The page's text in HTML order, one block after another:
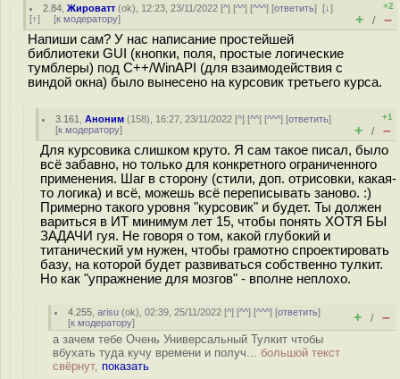
2.84 ,Жироватт (ok), 12:23, 23/11/2022 [^] [^^] [^^^] [ответить][↓]
[↑] [к модератору]
+2
+ / –
Напиши сам? У нас написание простейшей
библиотеки GUI (кнопки, поля, простые логические
тумблеры) под С++/WinAPI (для взаимодействия с
виндой окна) было вынесено на курсовик третьего курса.
3.161 ,Аноним (158), 16:27, 23/11/2022 [^] [^^] [^^^] [ответить]
[к модератору]
+1
+ / –
Для курсовика слишком круто. Я сам такое писал, было
всё забавно, но только для конкретного ограниченного
применения. Шаг в сторону (стили, доп. отрисовки, какая-
то логика) и всё, можешь всё переписывать заново. :)
Примерно такого уровня "курсовик" и будет. Ты должен
вариться в ИТ минимум лет 15, чтобы понять ХОТЯ БЫ
ЗАДАЧИ гуя. Не говоря о том, какой глубокий и
титанический ум нужен, чтобы грамотно спроектировать
базу, на которой будет развиваться собственно тулкит.
Но как "упражнение для мозгов" - вполне неплохо.
4.255 ,arisu (ok), 02:39, 25/11/2022 [^] [^^] [^^^] [ответить]
[к модератору] + / –
а зачем тебе Очень Универсальный Тулкит чтобы
вбухать туда кучу времени и получ... большой текст
свёрнут, показать